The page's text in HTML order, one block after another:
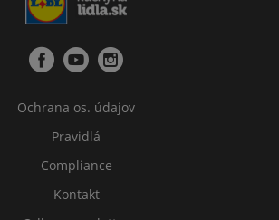
Ochrana os. údajov
Pravidlá
Compliance
Kontakt